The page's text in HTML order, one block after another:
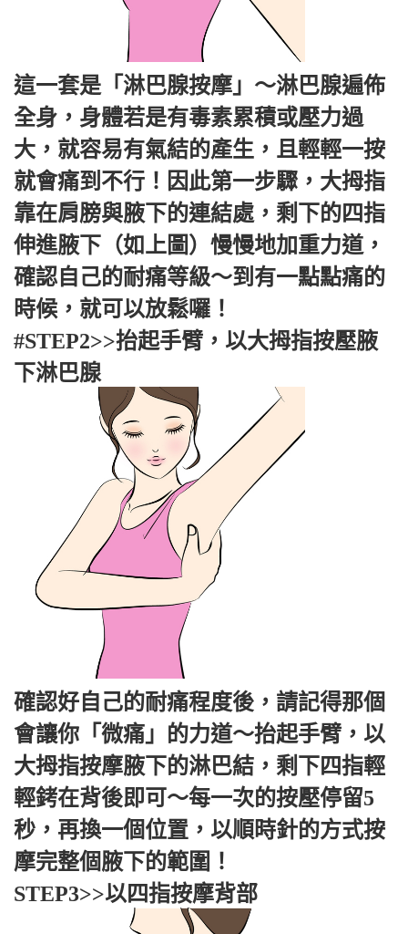
這一套是「淋巴腺按摩」～淋巴腺遍佈
全身，身體若是有毒素累積或壓力過
大，就容易有氣結的產生，且輕輕一按
就會痛到不行！因此第一步驟，大拇指
靠在肩膀與腋下的連結處，剩下的四指
伸進腋下（如上圖）慢慢地加重力道，
確認自己的耐痛等級～到有一點點痛的
時候，就可以放鬆囉！
#STEP2>>抬起手臂，以大拇指按壓腋
下淋巴腺
確認好自己的耐痛程度後，請記得那個
會讓你「微痛」的力道～抬起手臂，以
大拇指按摩腋下的淋巴結，剩下四指輕
輕銬在背後即可～每一次的按壓停留5
秒，再換一個位置，以順時針的方式按
摩完整個腋下的範圍！
STEP3>>以四指按摩背部